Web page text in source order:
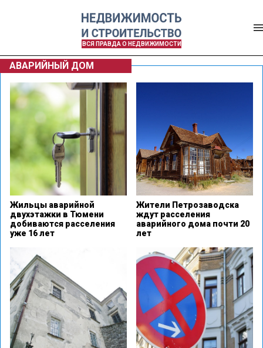
ВСЯ ПРАВДА О НЕДВИЖИМОСТИ
АВАРИЙНЫЙ ДОМ
Жильцы аварийной
двухэтажки в Тюмени
добиваются расселения
уже 16 лет
Жители Петрозаводска
ждут расселения
аварийного дома почти 20
лет